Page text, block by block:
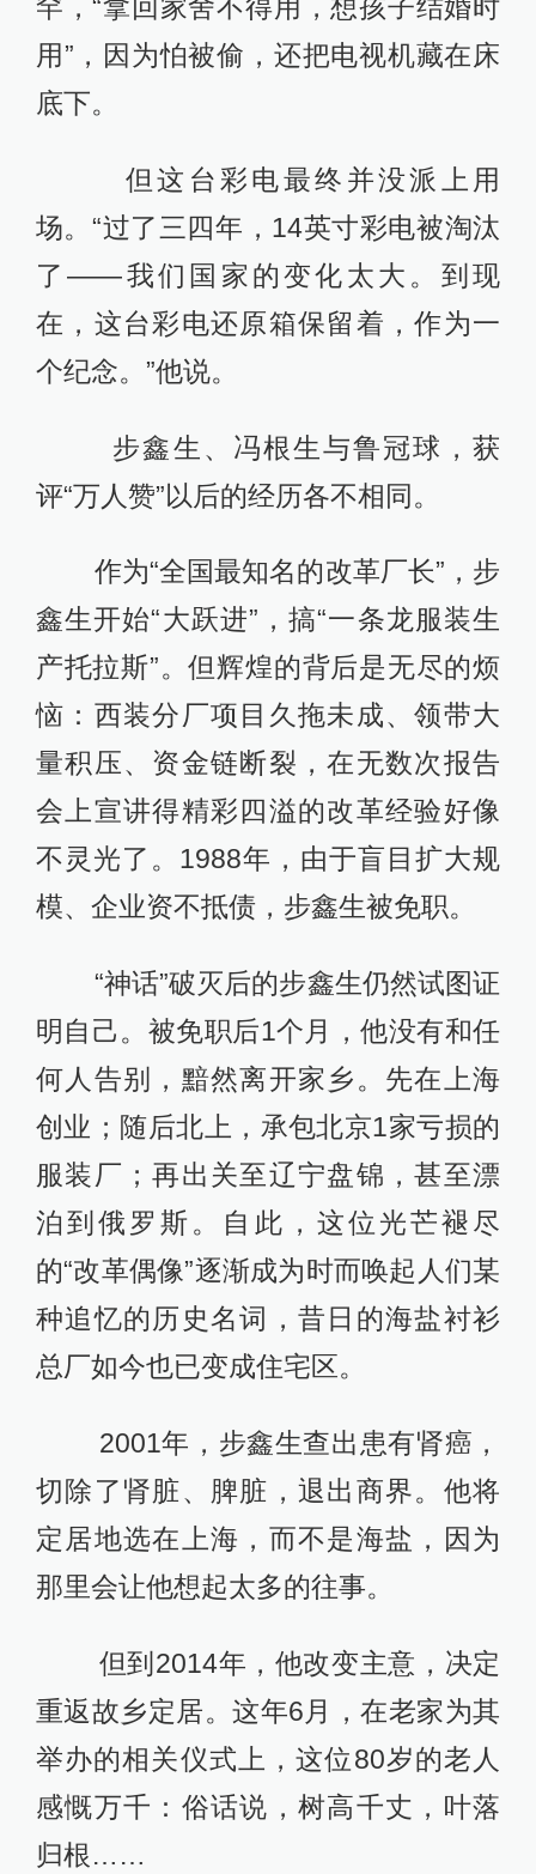
罕，“拿回家舍不得用，想孩子结婚时
用”，因为怕被偷，还把电视机藏在床
底下。
但这台彩电最终并没派上用
场。“过了三四年，14英寸彩电被淘汰
了——我们国家的变化太大。到现
在，这台彩电还原箱保留着，作为一
个纪念。”他说。
步鑫生、冯根生与鲁冠球，获
评“万人赞”以后的经历各不相同。
作为“全国最知名的改革厂长”，步
鑫生开始“大跃进”，搞“一条龙服装生
产托拉斯”。但辉煌的背后是无尽的烦
恼：西装分厂项目久拖未成、领带大
量积压、资金链断裂，在无数次报告
会上宣讲得精彩四溢的改革经验好像
不灵光了。1988年，由于盲目扩大规
模、企业资不抵债，步鑫生被免职。
“神话”破灭后的步鑫生仍然试图证
明自己。被免职后1个月，他没有和任
何人告别，黯然离开家乡。先在上海
创业；随后北上，承包北京1家亏损的
服装厂；再出关至辽宁盘锦，甚至漂
泊到俄罗斯。自此，这位光芒褪尽
的“改革偶像”逐渐成为时而唤起人们某
种追忆的历史名词，昔日的海盐衬衫
总厂如今也已变成住宅区。
2001年，步鑫生查出患有肾癌，
切除了肾脏、脾脏，退出商界。他将
定居地选在上海，而不是海盐，因为
那里会让他想起太多的往事。
但到2014年，他改变主意，决定
重返故乡定居。这年6月，在老家为其
举办的相关仪式上，这位80岁的老人
感慨万千：俗话说，树高千丈，叶落
归根……